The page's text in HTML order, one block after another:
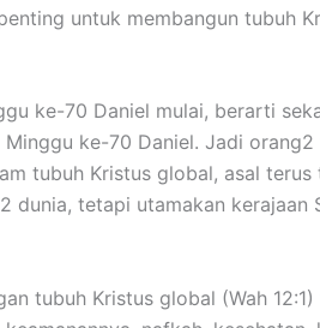
untuk membangun tubuh
ke-70 Daniel mulai, berarti
ke-70 Daniel. Jadi orang2
tubuh Kristus global, asal terus
dunia, tetapi utamakan kerajaan
tubuh Kristus global (Wah